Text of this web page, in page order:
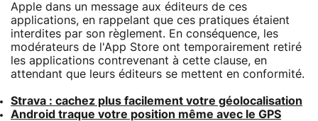
Apple dans un message aux éditeurs de ces
applications, en rappelant que ces pratiques étaient
interdites par son règlement. En conséquence, les
modérateurs de l'App Store ont temporairement retiré
les applications contrevenant à cette clause, en
attendant que leurs éditeurs se mettent en conformité.
Strava : cachez plus facilement votre géolocalisation
Android traque votre position même avec le GPS